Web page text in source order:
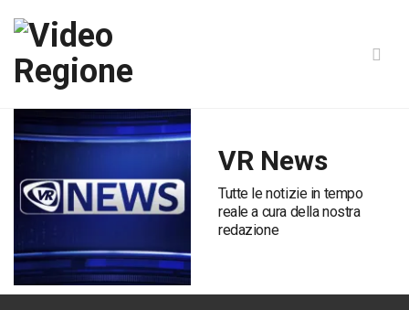
VR News
Tutte le notizie in tempo
reale a cura della nostra
redazione